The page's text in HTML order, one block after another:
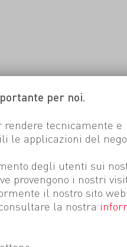
per noi.
tecnicamente e
le applicazioni del
degli utenti sui
provengono i nostri
il nostro sito
la nostra